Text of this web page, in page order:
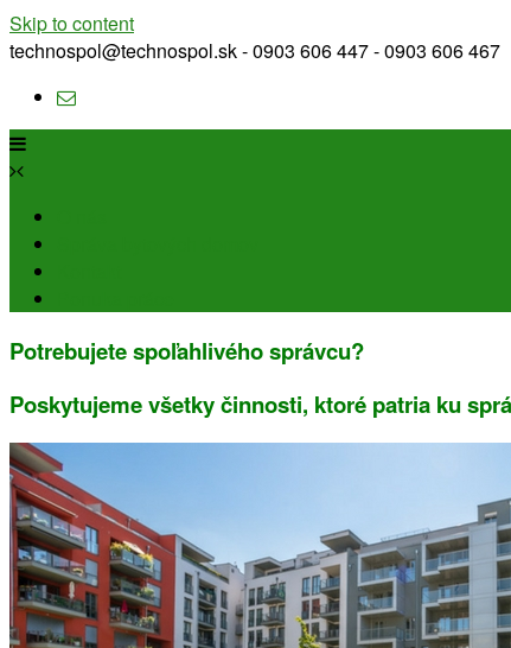
Skip to content
technospol@technospol.sk - 0903 606 447 - 0903 606 467
Potrebujete spoľahlivého správcu?
Poskytujeme všetky činnosti, ktoré patria ku